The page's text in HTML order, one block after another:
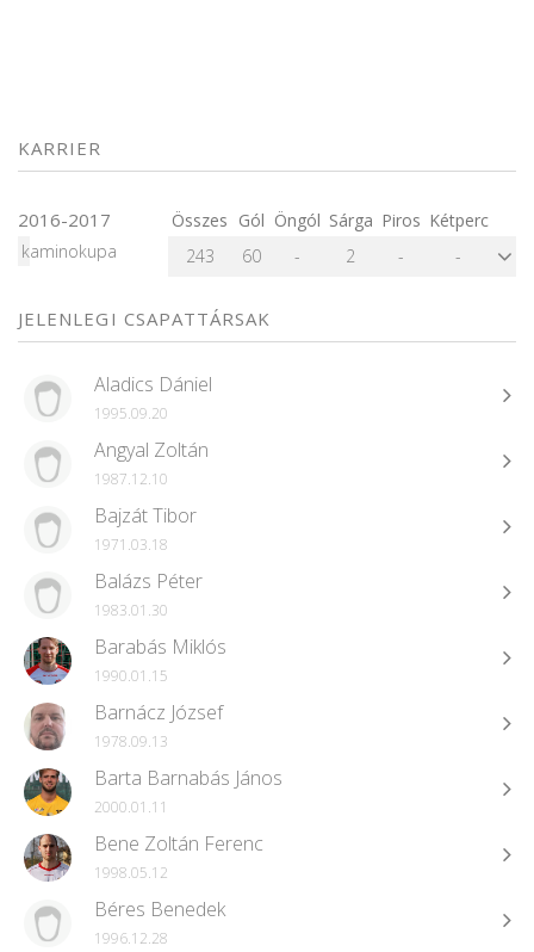
KARRIER
2016-2017 Összes Gól Öngól Sárga Piros Kétperc
kaminokupa
243 60 - 2 - -
JELENLEGI CSAPATTÁRSAK
Aladics Dániel
1995.09.20
Angyal Zoltán
1987.12.10
Bajzát Tibor
1971.03.18
Balázs Péter
1983.01.30
Barabás Miklós
1990.01.15
Barnácz József
1978.09.13
Barta Barnabás János
2000.01.11
Bene Zoltán Ferenc
1998.05.12
Béres Benedek
1996.12.28